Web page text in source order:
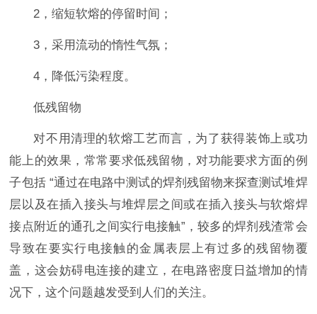
2，缩短软熔的停留时间；
3，采用流动的惰性气氛；
4，降低污染程度。
低残留物
对不用清理的软熔工艺而言，为了获得装饰上或功
能上的效果，常常要求低残留物，对功能要求方面的例
子包括 “通过在电路中测试的焊剂残留物来探查测试堆焊
层以及在插入接头与堆焊层之间或在插入接头与软熔焊
接点附近的通孔之间实行电接触”，较多的焊剂残渣常会
导致在要实行电接触的金属表层上有过多的残留物覆
盖，这会妨碍电连接的建立，在电路密度日益增加的情
况下，这个问题越发受到人们的关注。